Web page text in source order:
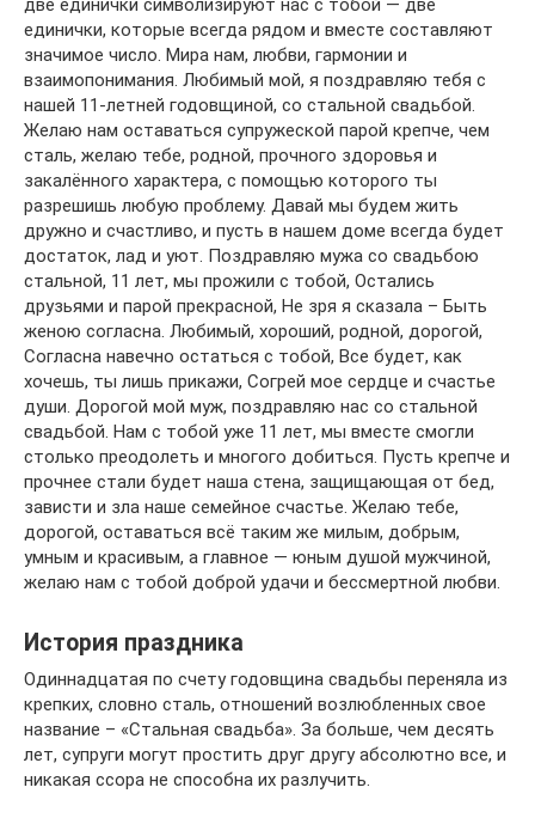
единички, которые всегда рядом и вместе составляют
значимое число. Мира нам, любви, гармонии и
взаимопонимания. Любимый мой, я поздравляю тебя с
нашей 11-летней годовщиной, со стальной свадьбой.
Желаю нам оставаться супружеской парой крепче, чем
сталь, желаю тебе, родной, прочного здоровья и
закалённого характера, с помощью которого ты
разрешишь любую проблему. Давай мы будем жить
дружно и счастливо, и пусть в нашем доме всегда будет
достаток, лад и уют. Поздравляю мужа со свадьбою
стальной, 11 лет, мы прожили с тобой, Остались
друзьями и парой прекрасной, Не зря я сказала – Быть
женою согласна. Любимый, хороший, родной, дорогой,
Согласна навечно остаться с тобой, Все будет, как
хочешь, ты лишь прикажи, Согрей мое сердце и счастье
души. Дорогой мой муж, поздравляю нас со стальной
свадьбой. Нам с тобой уже 11 лет, мы вместе смогли
столько преодолеть и многого добиться. Пусть крепче и
прочнее стали будет наша стена, защищающая от бед,
зависти и зла наше семейное счастье. Желаю тебе,
дорогой, оставаться всё таким же милым, добрым,
умным и красивым, а главное — юным душой мужчиной,
желаю нам с тобой доброй удачи и бессмертной любви.
История праздника
Одиннадцатая по счету годовщина свадьбы переняла из
крепких, словно сталь, отношений возлюбленных свое
название – «Стальная свадьба». За больше, чем десять
лет, супруги могут простить друг другу абсолютно все, и
никакая ссора не способна их разлучить.